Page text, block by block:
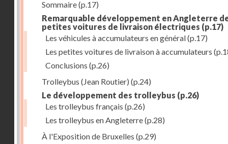
Sommaire(p.17)
Remarquable développement en Angleterre
petites voitures de livraison électriques (p.17)
Les véhicules à accumulateurs en général(p.17)
Les petites voitures de livraison à accumulateurs
Conclusions (p.26)
Trolleybus (Jean Routier) (p.24)
Le développement des trolleybus (p.26)
Les trolleybus français (p.26)
Les trolleybus en Angleterre(p.28)
À l'Exposition de Bruxelles (p.29)